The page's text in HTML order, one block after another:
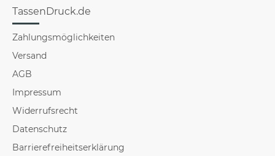
TassenDruck.de
Zahlungsmöglichkeiten
Versand
AGB
Impressum
Widerrufsrecht
Datenschutz
Barrierefreiheitserklärung